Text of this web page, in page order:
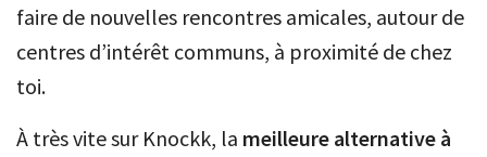
faire de nouvelles rencontres amicales, autour de
centres d’intérêt communs, à proximité de chez
toi.
À très vite sur Knockk, la meilleure alternative à